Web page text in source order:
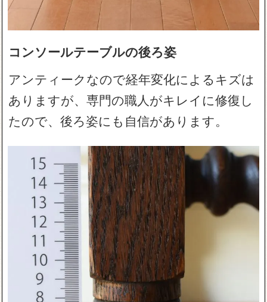
コンソールテーブルの後ろ姿
アンティークなので経年変化によるキズは
ありますが、専門の職人がキレイに修復し
たので、後ろ姿にも自信があります。